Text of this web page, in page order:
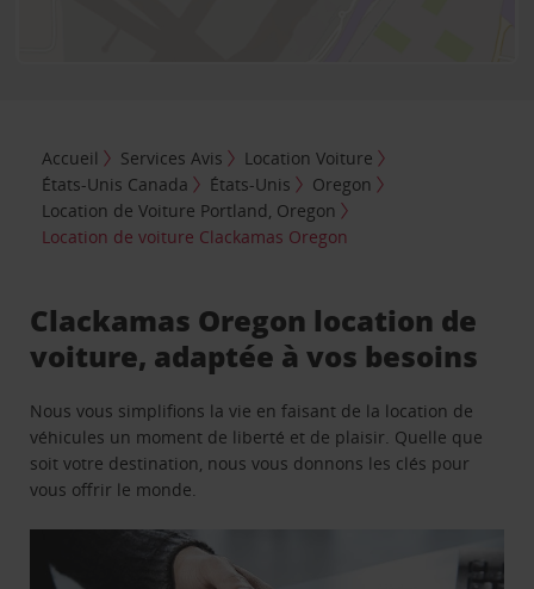
Accueil Services Avis
Location Voiture
États-Unis Canada
États-Unis
Oregon
Location de Voiture Portland, Oregon
Location de voiture Clackamas Oregon
Clackamas Oregon location de
voiture, adaptée à vos besoins
Nous vous simplifions la vie en faisant de la location de
véhicules un moment de liberté et de plaisir. Quelle que
soit votre destination, nous vous donnons les clés pour
vous offrir le monde.